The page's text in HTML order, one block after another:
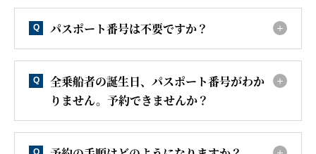
Q パスポート番号は不要ですか？
Q
全乗船者の誕生日、パスポート番号がわか
りません。予約できませんか？
Q